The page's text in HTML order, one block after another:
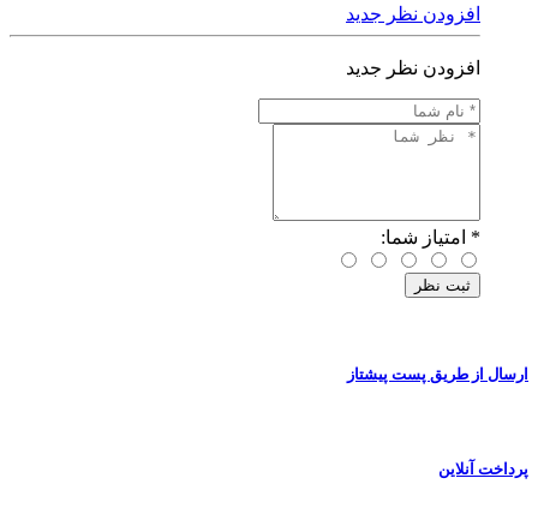
افزودن نظر جدید
افزودن نظر جدید
* امتیاز شما:
ارسال از طریق پست پیشتاز
پرداخت آنلاین